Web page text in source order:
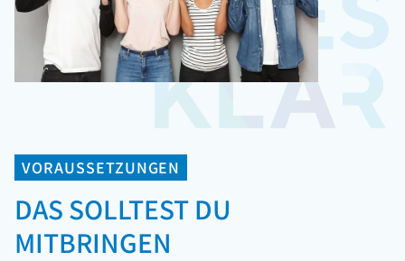
VORAUSSETZUNGEN
DAS SOLLTEST DU
MITBRINGEN